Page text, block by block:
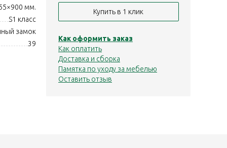
мм.
S1 класс
замок
39
Купить в 1 клик
Как оформить заказ
Как оплатить
Доставка и сборка
Памятка по уходу за мебелью
Оставить отзыв